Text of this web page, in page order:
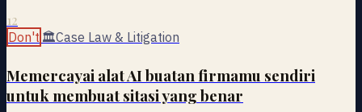
12
Don't 🏛Case Law & Litigation
Memercayai alat AI buatan firmamu sendiri
untuk membuat sitasi yang benar